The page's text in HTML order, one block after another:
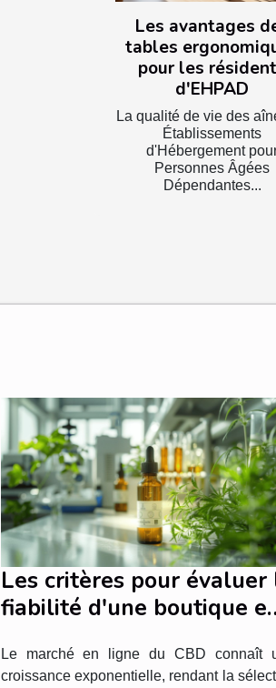
Les avantages
tables
pour les
d'EHPAD
La qualité de vie des
Établissements
d'Hébergement
Personnes Âgées
Dépendantes...
Les critères pour évaluer
fiabilité d'une boutique
Le marché en ligne du CBD connaît
croissance exponentielle, rendant la